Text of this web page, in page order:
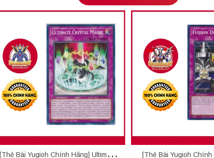
[Thẻ Bài Yugioh Chính Hãng] Ultimate [Thẻ Bài Yugioh Chính